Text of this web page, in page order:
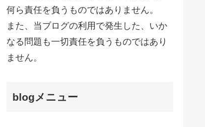
何ら責任を負うものではありません。
また、当ブログの利用で発生した、いか
なる問題も一切責任を負うものではあり
ません。
blogメニュー